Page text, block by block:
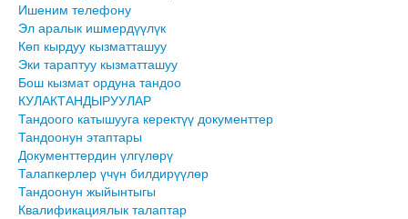
Ишеним телефону
Эл аралык ишмердүүлүк
Көп кырдуу кызматташуу
Эки тараптуу кызматташуу
Бош кызмат ордуна тандоо
КУЛАКТАНДЫРУУЛАР
Тандоого катышууга керектүү документтер
Тандоонун этаптары
Документтердин үлгүлөрү
Талапкерлер үчүн билдирүүлөр
Тандоонун жыйынтыгы
Квалификациялык талаптар